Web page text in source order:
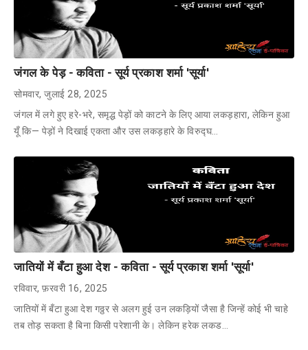
जंगल के पेड़ - कविता - सूर्य प्रकाश शर्मा 'सूर्या'
सोमवार, जुलाई 28, 2025
जंगल में लगे हुए हरे-भरे, समृद्ध पेड़ों को काटने के लिए आया लकड़हारा, लेकिन हुआ
यूँ कि— पेड़ों ने दिखाई एकता और उस लकड़हारे के विरुद्घ…
जातियों में बँटा हुआ देश - कविता - सूर्य प्रकाश शर्मा 'सूर्या'
रविवार, फ़रवरी 16, 2025
जातियों में बँटा हुआ देश गठ्ठर से अलग हुई उन लकड़ियों जैसा है जिन्हें कोई भी चाहे
तब तोड़ सकता है बिना किसी परेशानी के। लेकिन हरेक लकड…